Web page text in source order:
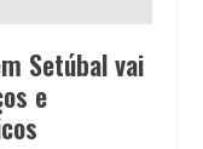
Setúbal vai
e